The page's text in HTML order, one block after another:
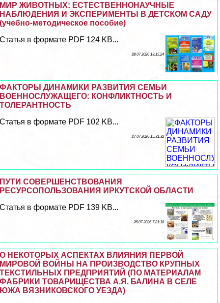
МИР ЖИВОТНЫХ: ЕСТЕСТВЕННОНАУЧНЫЕ
НАБЛЮДЕНИЯ И ЭКСПЕРИМЕНТЫ В ДЕТСКОМ САДУ
(учебно-методическое пособие)
Статья в формате PDF 124 KB...
28 07 2026 13:15:24
ФАКТОРЫ ДИНАМИКИ РАЗВИТИЯ СЕМЬИ
ВОЕННОСЛУЖАЩЕГО: КОНФЛИКТНОСТЬ И
ТОЛЕРАНТНОСТЬ
Статья в формате PDF 102 KB...
27 07 2026 15:31:32
ПУТИ СОВЕРШЕНСТВОВАНИЯ
РЕСУРСОПОЛЬЗОВАНИЯ ИРКУТСКОЙ ОБЛАСТИ
Статья в формате PDF 139 KB...
26 07 2026 7:31:18
О НЕКОТОРЫХ АСПЕКТАХ ВЛИЯНИЯ ПЕРВОЙ
МИРОВОЙ ВОЙНЫ НА ПРОИЗВОДСТВО КРУПНЫХ
ТЕКСТИЛЬНЫХ ПРЕДПРИЯТИЙ (ПО МАТЕРИАЛАМ
ФАБРИКИ ТОВАРИЩЕСТВА А.Я. БАЛИНА В СЕЛЕ
ЮЖА ВЯЗНИКОВСКОГО УЕЗДА)